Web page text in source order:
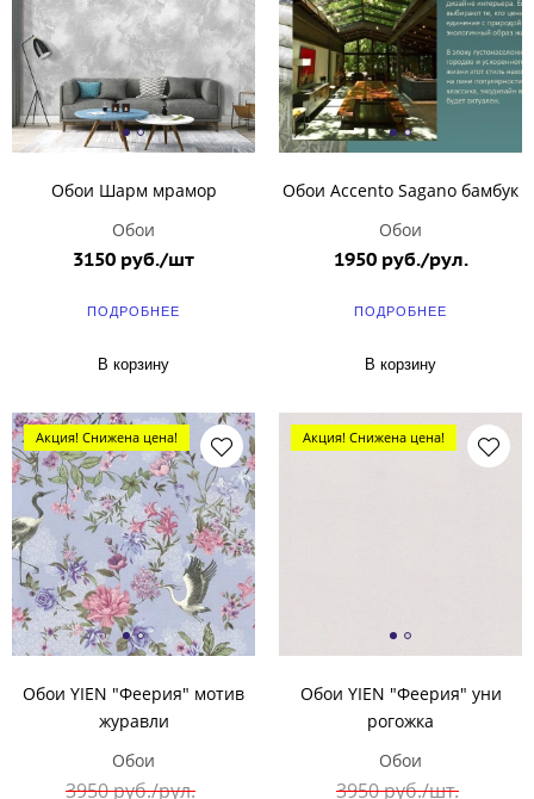
Обои Шарм мрамор
Обои
3150 руб./шт
ПОДРОБНЕЕ
В корзину
Обои Accento Sagano бамбук
Обои
1950 руб./рул.
ПОДРОБНЕЕ
В корзину
Акция! Снижена цена!
Обои YIEN "Феерия" мотив
журавли
Обои
3950 руб./рул.
Акция! Снижена цена!
Обои YIEN "Феерия" уни
рогожка
Обои
3950 руб./шт.